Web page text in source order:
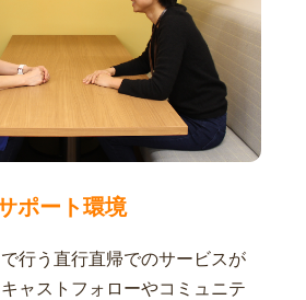
ポート環境
行う直行直帰でのサービスが
ャストフォローやコミュニテ